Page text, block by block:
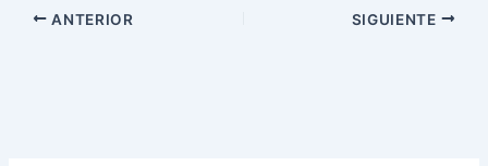
ANTERIOR SIGUIENTE